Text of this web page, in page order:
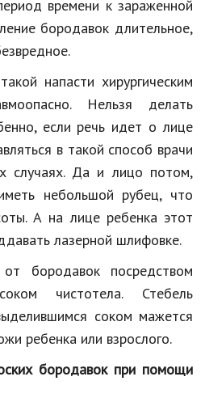
времени к зараженной
бородавок длительное,
напасти хирургическим
Нельзя делать
если речь идет о лице
в такой способ врачи
случаях. Да и лицо потом,
небольшой рубец, что
А на лице ребенка этот
лазерной шлифовке.
бородавок посредством
чистотела. Стебель
соком мажется
ребенка или взрослого.
бородавок при помощи